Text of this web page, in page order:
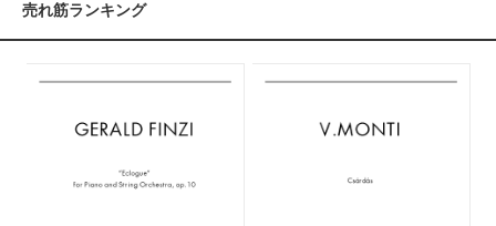
売れ筋ランキング